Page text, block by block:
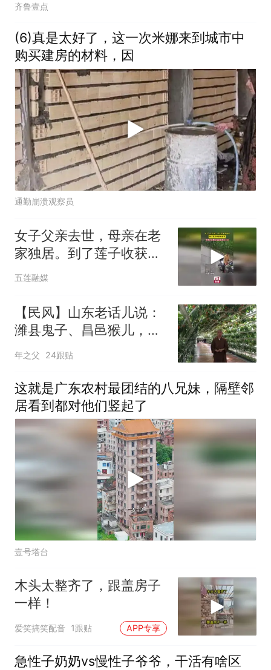
齐鲁壹点
(6)真是太好了，这一次米娜来到城市中
购买建房的材料，因
通勤崩溃观察员
女子父亲去世，母亲在老
家独居。到了莲子收获的
季节，邻里乡亲都自发前
五莲融媒
【民风】山东老话儿说：
潍县鬼子、昌邑猴儿，比
不上寿光的糟老头
年之父 24跟贴
这就是广东农村最团结的八兄妹，隔壁邻
居看到都对他们竖起了
壹号塔台
木头太整齐了，跟盖房子
一样！
爱笑搞笑配音 1跟贴 APP专享
急性子奶奶vs慢性子爷爷，干活有啥区